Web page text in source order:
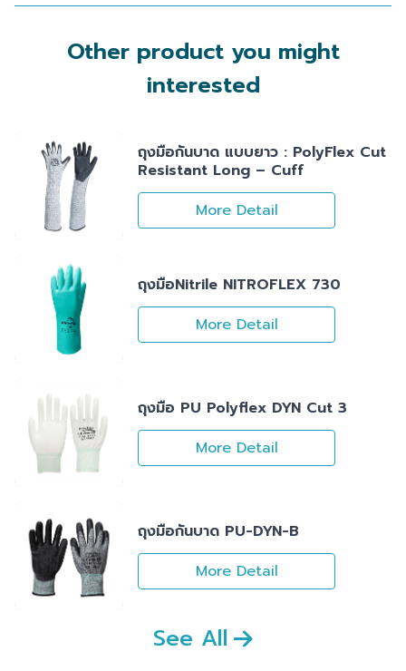
Other product you might
interested
See All
ถุงมือกันบาด แบบยาว : PolyFlex Cut
Resistant Long – Cuff
More Detail
ถุงมือNitrile NITROFLEX 730
More Detail
ถุงมือ PU Polyflex DYN Cut 3
More Detail
ถุงมือกันบาด PU-DYN-B
More Detail